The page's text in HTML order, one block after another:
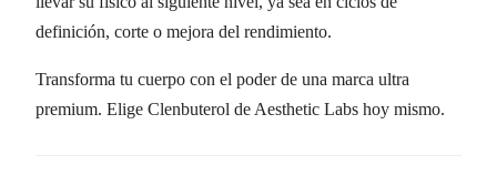
definición, corte o mejora del rendimiento.
Transforma tu cuerpo con el poder de una marca ultra
premium. Elige Clenbuterol de Aesthetic Labs hoy mismo.